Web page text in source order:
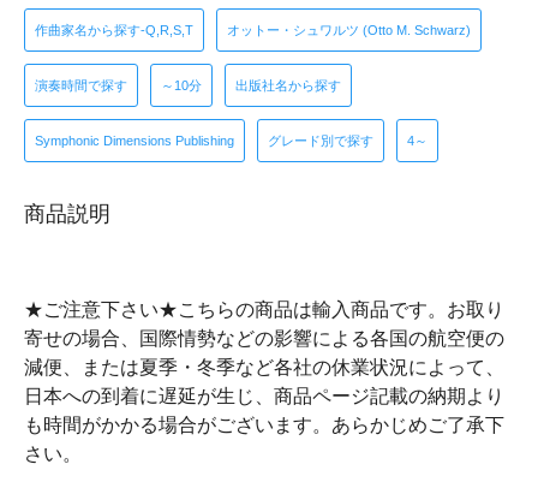
作曲家名から探す-Q,R,S,T オットー・シュワルツ (Otto M. Schwarz)
演奏時間で探す ～10分 出版社名から探す
Symphonic Dimensions Publishing グレード別で探す 4～
商品説明
★ご注意下さい★こちらの商品は輸入商品です。お取り
寄せの場合、国際情勢などの影響による各国の航空便の
減便、または夏季・冬季など各社の休業状況によって、
日本への到着に遅延が生じ、商品ページ記載の納期より
も時間がかかる場合がございます。あらかじめご了承下
さい。